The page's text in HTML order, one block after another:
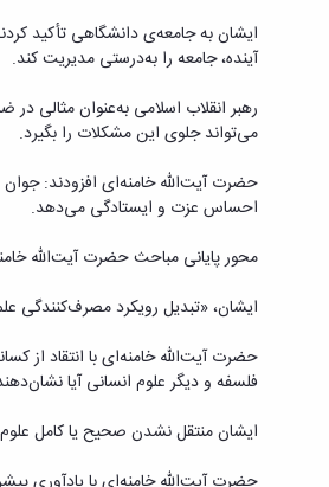
ایشان به جامعه‌ی دانشگاهی تأکید
آینده، جامعه را به‌درستی مدیریت کند.
رهبر انقلاب اسلامی به‌عنوان مثالی
می‌تواند جلوی این مشکلات را بگیرد.
حضرت آیت‌الله خامنه‌ای افزودند:
احساس عزت و ایستادگی می‌دهد.
محور پایانی مباحث حضرت آیت‌الله
ایشان، «تبدیل رویکرد مصرف‌کنندگی
حضرت آیت‌الله خامنه‌ای با انتقاد از
فلسفه و دیگر علوم انسانی آیا
ایشان منتقل نشدن صحیح یا کامل علوم